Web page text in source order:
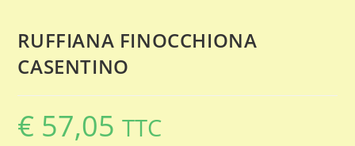
RUFFIANA FINOCCHIONA
CASENTINO
€ 57,05 TTC